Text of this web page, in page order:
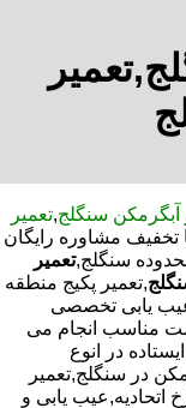
آبگرمکن سنگلج,تعمیر
با تخفیف مشاوره رایگان
سنگلج,تعمیر
,تعمیر پکیج منطقه
عیب یابی تخصصی
مناسب انجام می
در انوع
در سنگلج,تعمیر
اتحادیه,عیب یابی و